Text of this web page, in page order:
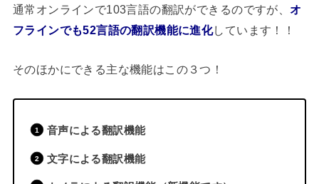
通常オンラインで103言語の翻訳ができるのですが、オ
フラインでも52言語の翻訳機能に進化しています！！
そのほかにできる主な機能はこの３つ！
音声による翻訳機能
文字による翻訳機能